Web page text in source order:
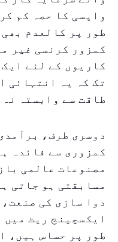
واپسی کا حصہ کم
طور پر کالعدم
کمزور کرنسی غیر
کاریوں کے لئے
تک کہ یہ انتہائی
طاقت سے وابستہ نہ
دوسری طرف،
کمزوری سے فائدہ
مصنوعات عالمی
مسابقتی ہو جاتی
دوا سازی کی
ایکسچینج ریٹ
طور پر حساس ہیں،